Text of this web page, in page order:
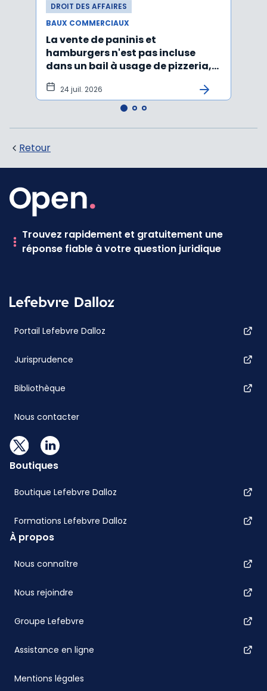
DROIT DES AFFAIRES
BAUX COMMERCIAUX
La vente de paninis et
hamburgers n'est pas incluse
dans un bail à usage de pizzeria,
pâtes, salades
24 juil. 2026
Retour
Trouvez rapidement et gratuitement une
réponse fiable à votre question juridique
Portail Lefebvre Dalloz
Jurisprudence
Bibliothèque
Nous contacter
Boutiques
Boutique Lefebvre Dalloz
Formations Lefebvre Dalloz
À propos
Nous connaître
Nous rejoindre
Groupe Lefebvre
Assistance en ligne
Mentions légales